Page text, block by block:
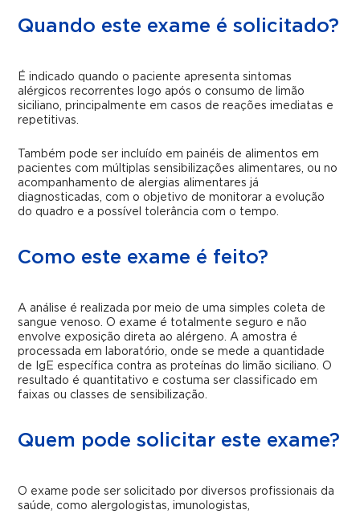
Quando este exame é solicitado?
É indicado quando o paciente apresenta sintomas
alérgicos recorrentes logo após o consumo de limão
siciliano, principalmente em casos de reações imediatas e
repetitivas.
Também pode ser incluído em painéis de alimentos em
pacientes com múltiplas sensibilizações alimentares, ou no
acompanhamento de alergias alimentares já
diagnosticadas, com o objetivo de monitorar a evolução
do quadro e a possível tolerância com o tempo.
Como este exame é feito?
A análise é realizada por meio de uma simples coleta de
sangue venoso. O exame é totalmente seguro e não
envolve exposição direta ao alérgeno. A amostra é
processada em laboratório, onde se mede a quantidade
de IgE específica contra as proteínas do limão siciliano. O
resultado é quantitativo e costuma ser classificado em
faixas ou classes de sensibilização.
Quem pode solicitar este exame?
O exame pode ser solicitado por diversos profissionais da
saúde, como alergologistas, imunologistas,